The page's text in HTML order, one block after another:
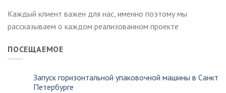
Каждый клиент важен для нас, именно поэтому мы
рассказываем о каждом реализованном проекте
ПОСЕЩАЕМОЕ
Запуск горизонтальной упаковочной машины в Санкт
Петербурге